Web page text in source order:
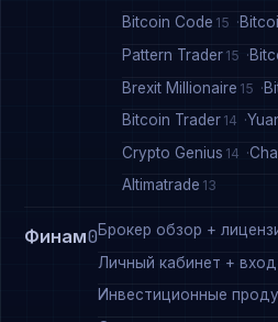
Bitcoin Code 15
Pattern Trader 15
Brexit Millionaire 15
Bitcoin Trader 14
Crypto Genius 14
Altimatrade 13
Финам0Брокер обзор +
Личный кабинет + вход
Инвестиционные